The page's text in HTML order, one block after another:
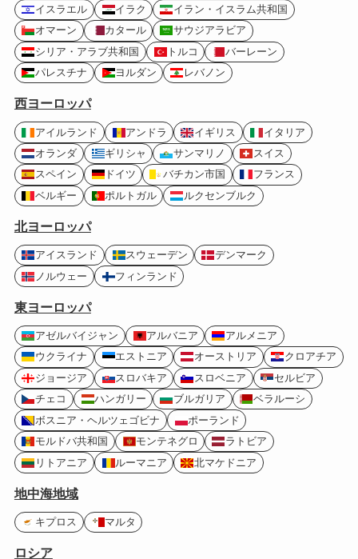
イスラエル
イラク
イラン・イスラム共和国
オマーン
カタール
サウジアラビア
シリア・アラブ共和国
トルコ
バーレーン
パレスチナ
ヨルダン レバノン
西ヨーロッパ
アイルランド アンドラ イギリス
イタリア
オランダ
ギリシャ サンマリノ
スイス
スペイン
ドイツ バチカン市国
フランス
ベルギー
ポルトガル ルクセンブルク
北ヨーロッパ
アイスランド スウェーデン
デンマーク
ノルウェー
フィンランド
東ヨーロッパ
アゼルバイジャン アルバニア
アルメニア
ウクライナ
エストニア オーストリア
クロアチア
ジョージア
スロバキア スロベニア
セルビア
チェコ
ハンガリー ブルガリア
ベラルーシ
ボスニア・ヘルツェゴビナ
ポーランド
モルドバ共和国
モンテネグロ
ラトビア
リトアニア
ルーマニア 北マケドニア
地中海地域
キプロス マルタ
ロシア